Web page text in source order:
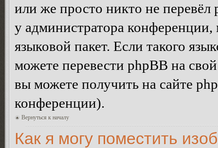
или же просто никто не
у администратора
языковой пакет. Если такого
можете перевести phpBB на
вы можете получить на сайте
конференции).
Вернуться к началу
Как я могу поместить